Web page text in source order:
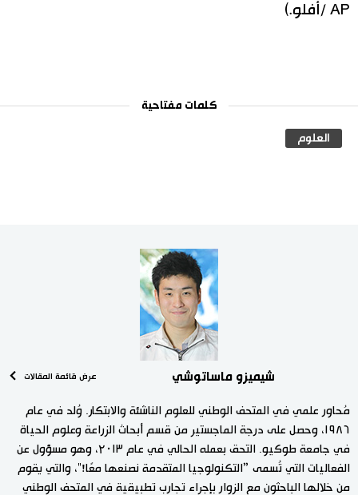
AP /أفلو.)
كلمات مفتاحية
العلوم
شيميزو ماساتوشي عرض قائمة المقالات
مُحاور علمي في المتحف الوطني للعلوم الناشئة والابتكار. وُلد في عام
١٩٨٦، وحصل على درجة الماجستير من قسم أبحاث الزراعة وعلوم الحياة
في جامعة طوكيو. التحق بعمله الحالي في عام ۲٠١٣، وهو مسؤول عن
الفعاليات التي تُسمى ”التكنولوجيا المتقدمة نصنعها معًا!"، والتي يقوم
من خلالها الباحثون مع الزوار بإجراء تجارب تطبيقية في المتحف الوطني